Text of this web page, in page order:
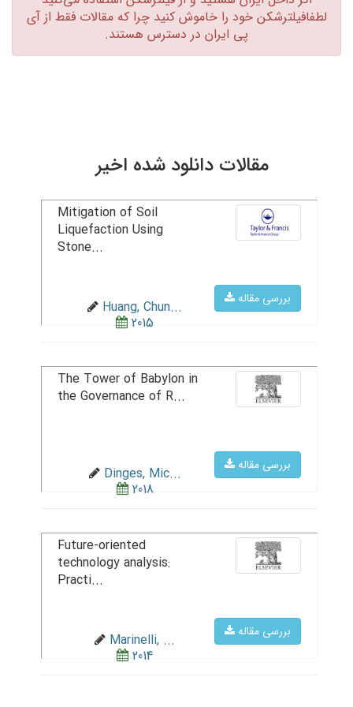
لطفافیلترشکن خود را خاموش کنید چرا که مقالات فقط از آی
پی ایران در دسترس هستند.‏
مقالات دانلود شده اخیر
بررسی مقاله
Mitigation of Soil
Liquefaction Using
Stone...
Huang, Chun...
2015
بررسی مقاله
The Tower of Babylon in
the Governance of R...
Dinges, Mic...
2018
بررسی مقاله
Future-oriented
technology analysis:
Practi...
Marinelli, ...
2014